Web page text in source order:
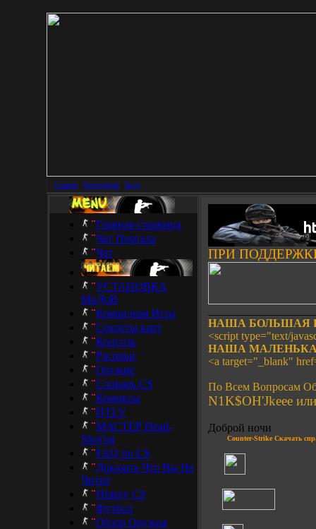
Главная Регистрация Вход
Главная страница
Чат Портала
Чат
УСТАНОВКА
МоДоВ
Командная Игра
Секреты карт
Консоль
Распрыг
Оружие
Словарь CS
Комиксы
HTLV
МАСТЕР Head-
Shot'ов
FAQ по CS
Доказать Что Вы Не
Читер
History CS
Футбол
Обзор Оружия
ПРИ
НАША БОЛЬШАЯ
<script type="text/
НАША
<a target="_blank"
По Всем Вопросам
N1K$OH'Jkeee
Доброй ночи
Counter-Strike Скачать